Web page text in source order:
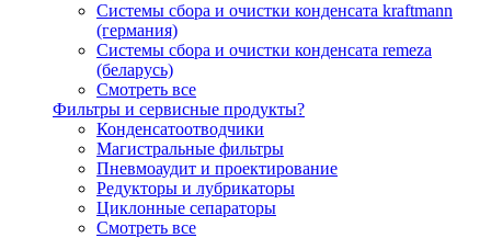
Системы сбора и очистки конденсата kraftmann
(германия)
Системы сбора и очистки конденсата remeza
(беларусь)
Смотреть все
Фильтры и сервисные продукты?
Конденсатоотводчики
Магистральные фильтры
Пневмоаудит и проектирование
Редукторы и лубрикаторы
Циклонные сепараторы
Смотреть все